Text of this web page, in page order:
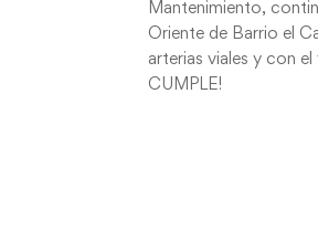
Mantenimiento,
Oriente de Barrio el
arterias viales y con el
CUMPLE!